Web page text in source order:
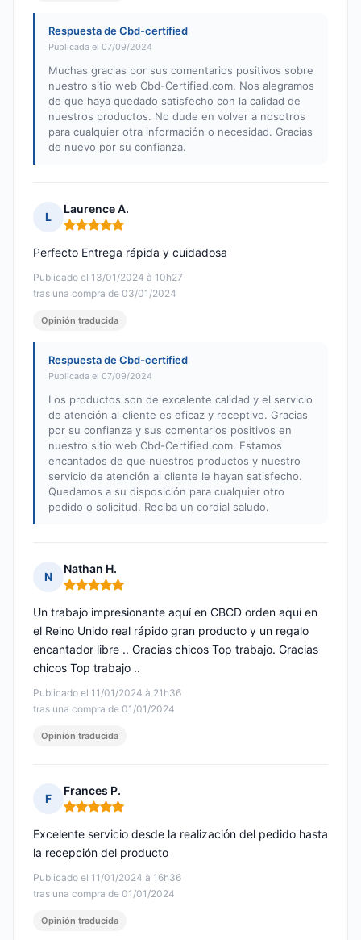
Respuesta de Cbd-certified
Publicada el 07/09/2024
Muchas gracias por sus comentarios positivos sobre
nuestro sitio web Cbd-Certified.com. Nos alegramos
de que haya quedado satisfecho con la calidad de
nuestros productos. No dude en volver a nosotros
para cualquier otra información o necesidad. Gracias
de nuevo por su confianza.
L
Laurence A.
Nota: 5 de 5
Publicado el 13/01/2024 à 10h27
tras una compra de 03/01/2024
Perfecto Entrega rápida y cuidadosa
Opinión traducida
Respuesta de Cbd-certified
Publicada el 07/09/2024
Los productos son de excelente calidad y el servicio
de atención al cliente es eficaz y receptivo. Gracias
por su confianza y sus comentarios positivos en
nuestro sitio web Cbd-Certified.com. Estamos
encantados de que nuestros productos y nuestro
servicio de atención al cliente le hayan satisfecho.
Quedamos a su disposición para cualquier otro
pedido o solicitud. Reciba un cordial saludo.
N
Nathan H.
Nota: 5 de 5
Publicado el 11/01/2024 à 21h36
tras una compra de 01/01/2024
Un trabajo impresionante aquí en CBCD orden aquí en
el Reino Unido real rápido gran producto y un regalo
encantador libre .. Gracias chicos Top trabajo. Gracias
chicos Top trabajo ..
Opinión traducida
F
Frances P.
Nota: 5 de 5
Publicado el 11/01/2024 à 16h36
tras una compra de 01/01/2024
Excelente servicio desde la realización del pedido hasta
la recepción del producto
Opinión traducida